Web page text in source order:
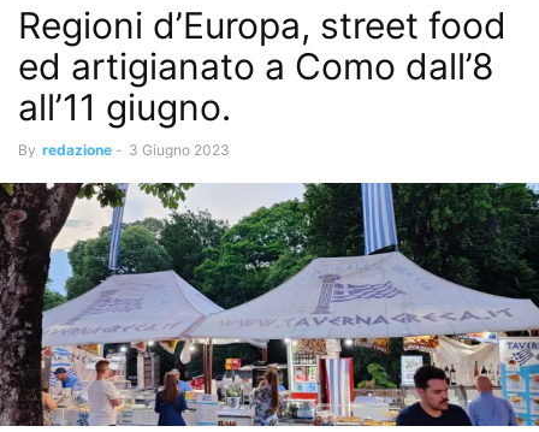
Regioni d’Europa, street food
ed artigianato a Como dall’8
all’11 giugno.
By redazione - 3 Giugno 2023